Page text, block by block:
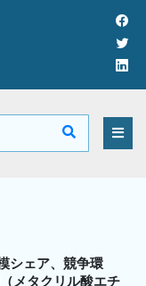
シェア、競争環
メタクリル酸エチ